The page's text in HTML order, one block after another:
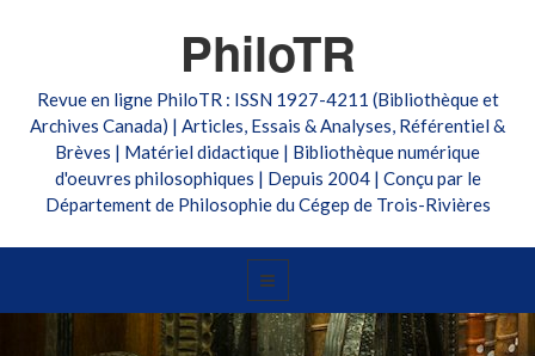
PhiloTR
Revue en ligne PhiloTR : ISSN 1927-4211 (Bibliothèque et
Archives Canada) | Articles, Essais & Analyses, Référentiel &
Brèves | Matériel didactique | Bibliothèque numérique
d'oeuvres philosophiques | Depuis 2004 | Conçu par le
Département de Philosophie du Cégep de Trois-Rivières